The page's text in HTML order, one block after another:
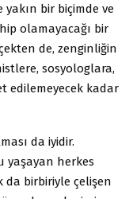
bir biçimde ve
olamayacağı bir
de, zenginliğin
sosyologlara,
edilemeyecek kadar
da iyidir.
yaşayan herkes
birbiriyle çelişen